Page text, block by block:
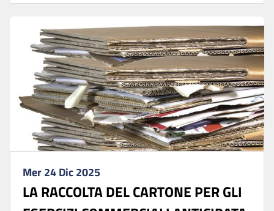
Mer 24 Dic 2025
LA RACCOLTA DEL CARTONE PER GLI